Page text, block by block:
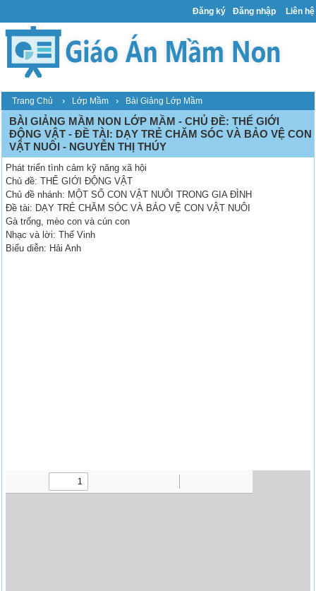
Đăng ký Đăng nhập Liên hệ
Trang Chủ › Lớp Mầm › Bài Giảng Lớp Mầm
BÀI GIẢNG MẦM NON LỚP MẦM - CHỦ ĐỀ: THẾ GIỚI
ĐỘNG VẬT - ĐỀ TÀI: DẠY TRẺ CHĂM SÓC VÀ BẢO VỆ CON
VẬT NUÔI - NGUYỄN THỊ THÚY
Phát triển tình cảm kỹ năng xã hội
Chủ đề: THẾ GIỚI ĐỘNG VẬT
Chủ đề nhánh: MỘT SỐ CON VẬT NUÔI TRONG GIA ĐÌNH
Đề tài: DẠY TRẺ CHĂM SÓC VÀ BẢO VỆ CON VẬT NUÔI
Gà trống, mèo con và cún con
Nhạc và lời: Thế Vinh
Biểu diễn: Hải Anh